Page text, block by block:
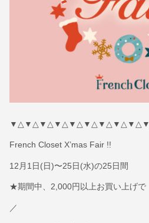
▼△▼△▼△▼△▼△▼△▼△▼△▼△▼
French Closet X’mas Fair !!
12月1日(日)〜25日(水)の25日間
★期間中、2,000円以上お買い上げで
／